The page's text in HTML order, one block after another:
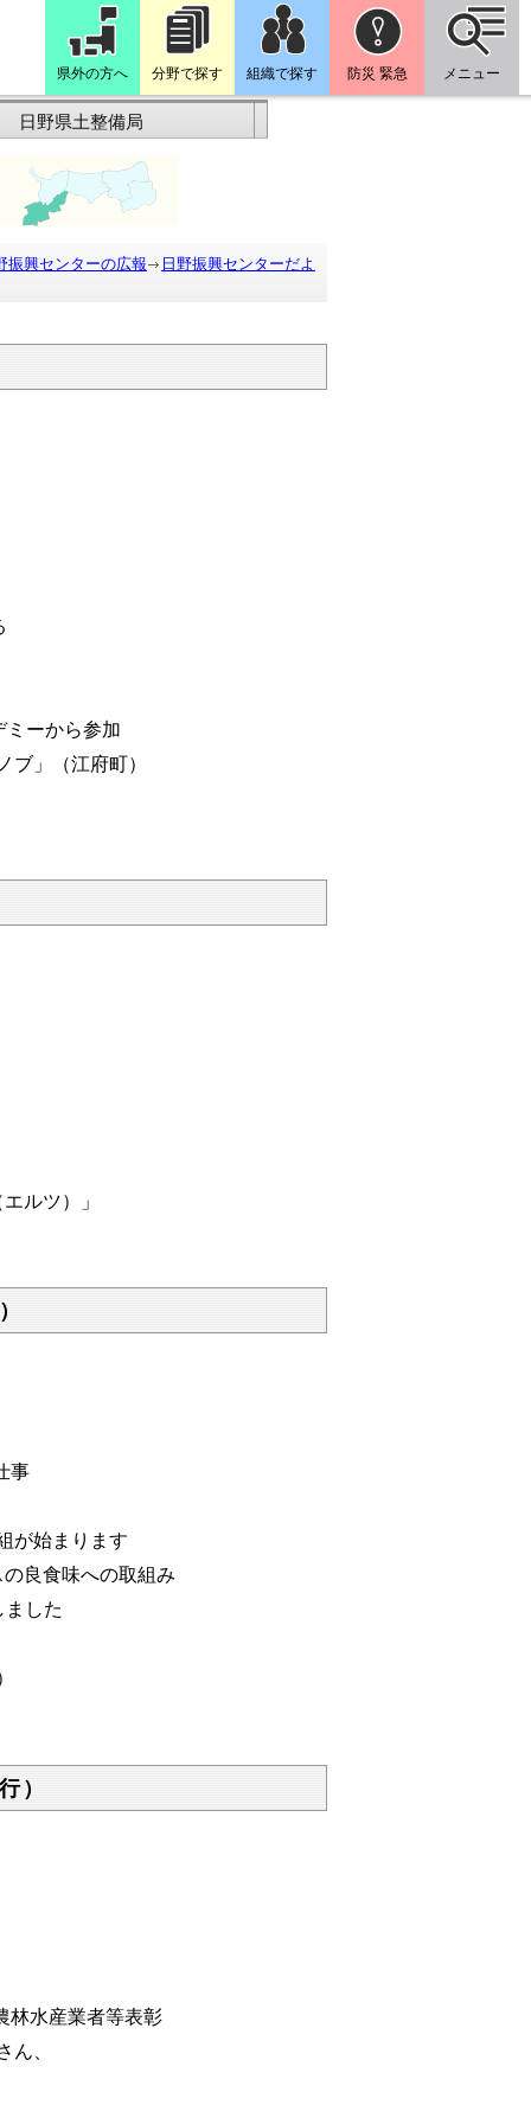
県外の方へ 分野で探す 組織で探す 防災 緊急 メニュー
日野県土整備局
振興センターの広報
日野振興センターだよ
ーから参加
」（江府町）
ルツ）」
事
始まります
良食味への取組み
した
）
水産業者等表彰
、